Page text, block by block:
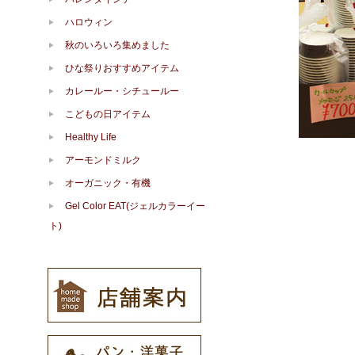
ハロウィン
秋のいろいろ集めました
ひな祭りおすすめアイテム
カレールー・シチュールー
こどもの日アイテム
Healthy Life
アーモンドミルク
オーガニック・有機
Gel Color EAT(ジェルカラーイー
ト)